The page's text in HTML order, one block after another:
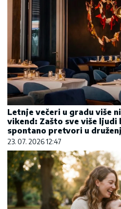
Letnje večeri u gradu više
vikend: Zašto sve više ljudi
spontano pretvori u
23. 07. 2026 12:47